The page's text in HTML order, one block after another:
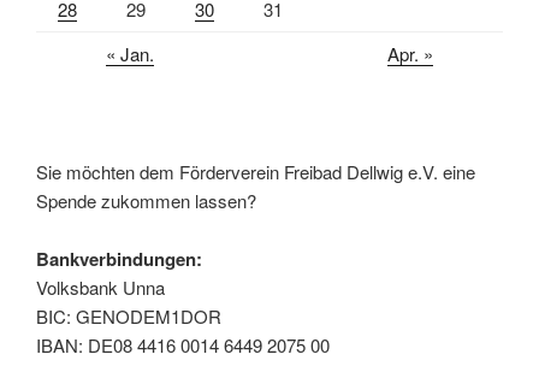
28
29 30
31
« Jan.
Apr. »
Sie möchten dem Förderverein Freibad Dellwig e.V. eine
Spende zukommen lassen?
Bankverbindungen:
Volksbank Unna
BIC: GENODEM1DOR
IBAN: DE08 4416 0014 6449 2075 00